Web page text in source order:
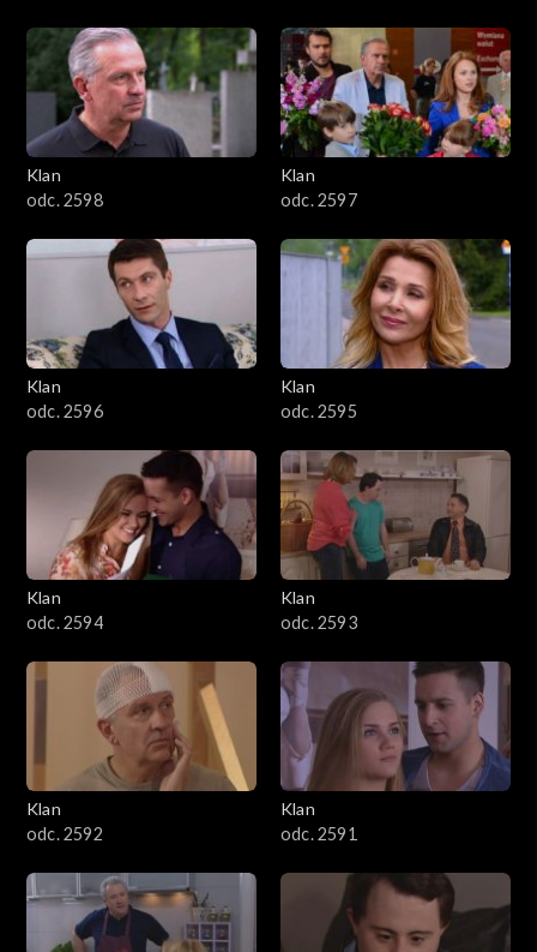
4301–4400
4201–4300
4101–4200
3901–4000
3801–3900
3701–3800
3501–3600
3401–3500
3201–3300
3101–3200
3001–3100
2901–3000
2801–2900
Klan
odc. 2598
Klan
odc. 2597
Klan
odc. 2596
Klan
odc. 2595
Klan
odc. 2594
Klan
odc. 2593
Klan
odc. 2592
Klan
odc. 2591